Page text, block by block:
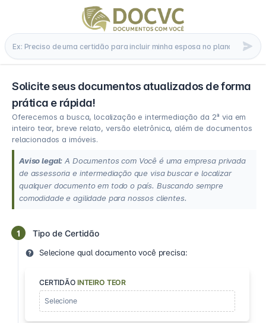
Solicite seus documentos atualizados de forma
prática e rápida!
Oferecemos a busca, localização e intermediação da 2ª via em
inteiro teor, breve relato, versão eletrônica, além de documentos
relacionados a imóveis.
Aviso legal: A Documentos com Você é uma empresa privada
de assessoria e intermediação que visa buscar e localizar
qualquer documento em todo o país. Buscando sempre
comodidade e agilidade para nossos clientes.
1 Tipo de Certidão
Selecione qual documento você precisa:
CERTIDÃO INTEIRO TEOR
Selecione